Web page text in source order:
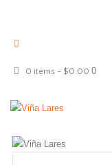
0 items - $0.00 0